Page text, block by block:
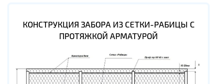
КОНСТРУКЦИЯ ЗАБОРА ИЗ СЕТКИ-РАБИЦЫ С
ПРОТЯЖКОЙ АРМАТУРОЙ